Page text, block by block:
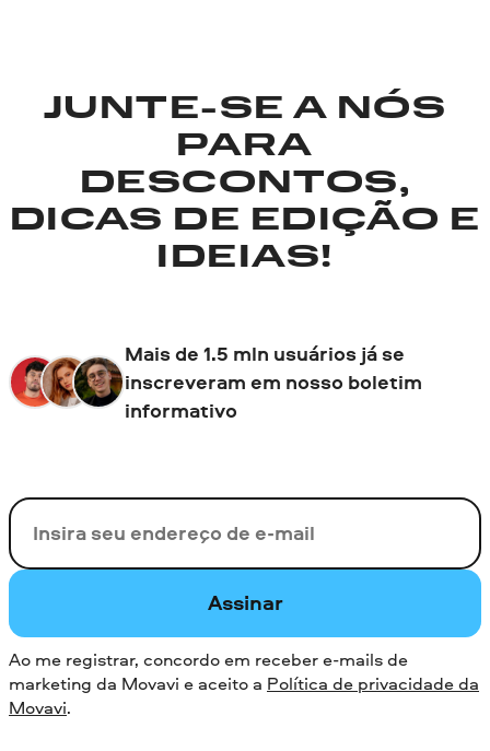
JUNTE-SE A NÓS
PARA
DESCONTOS,
DICAS DE EDIÇÃO E
IDEIAS!
Mais de 1.5 mln usuários já se
inscreveram em nosso boletim
informativo
Seu e-mail
Assinar
Ao me registrar, concordo em receber e-mails de
marketing da Movavi e aceito a Política de privacidade da
Movavi.